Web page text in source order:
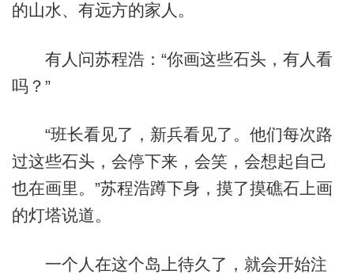
的山水、有远方的家人。
有人问苏程浩：“你画这些石头，有人看
吗？”
“班长看见了，新兵看见了。他们每次路
过这些石头，会停下来，会笑，会想起自己
也在画里。”苏程浩蹲下身，摸了摸礁石上画
的灯塔说道。
一个人在这个岛上待久了，就会开始注